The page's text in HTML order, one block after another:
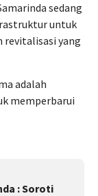
sedang
untuk
revitalisasi yang
adalah
memperbarui
: Soroti